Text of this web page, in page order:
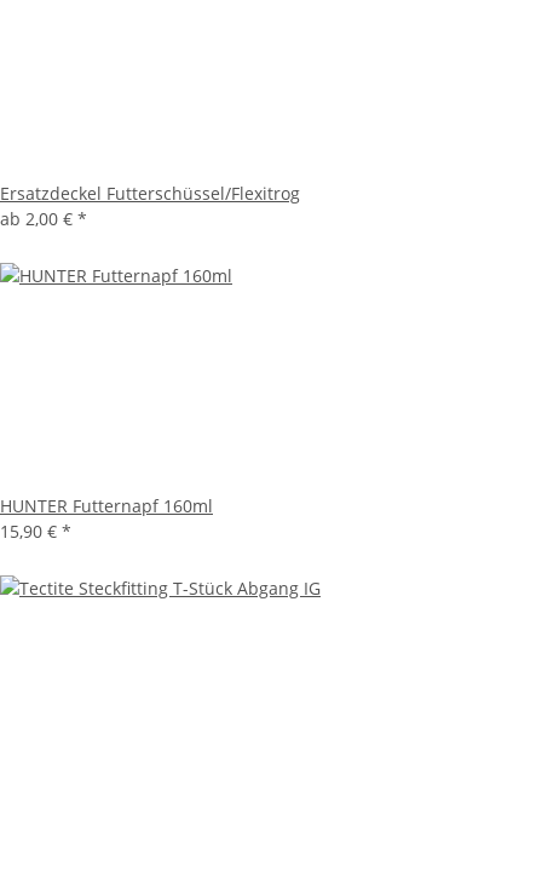
Ersatzdeckel Futterschüssel/Flexitrog
ab 2,00 € *
HUNTER Futternapf 160ml
15,90 € *